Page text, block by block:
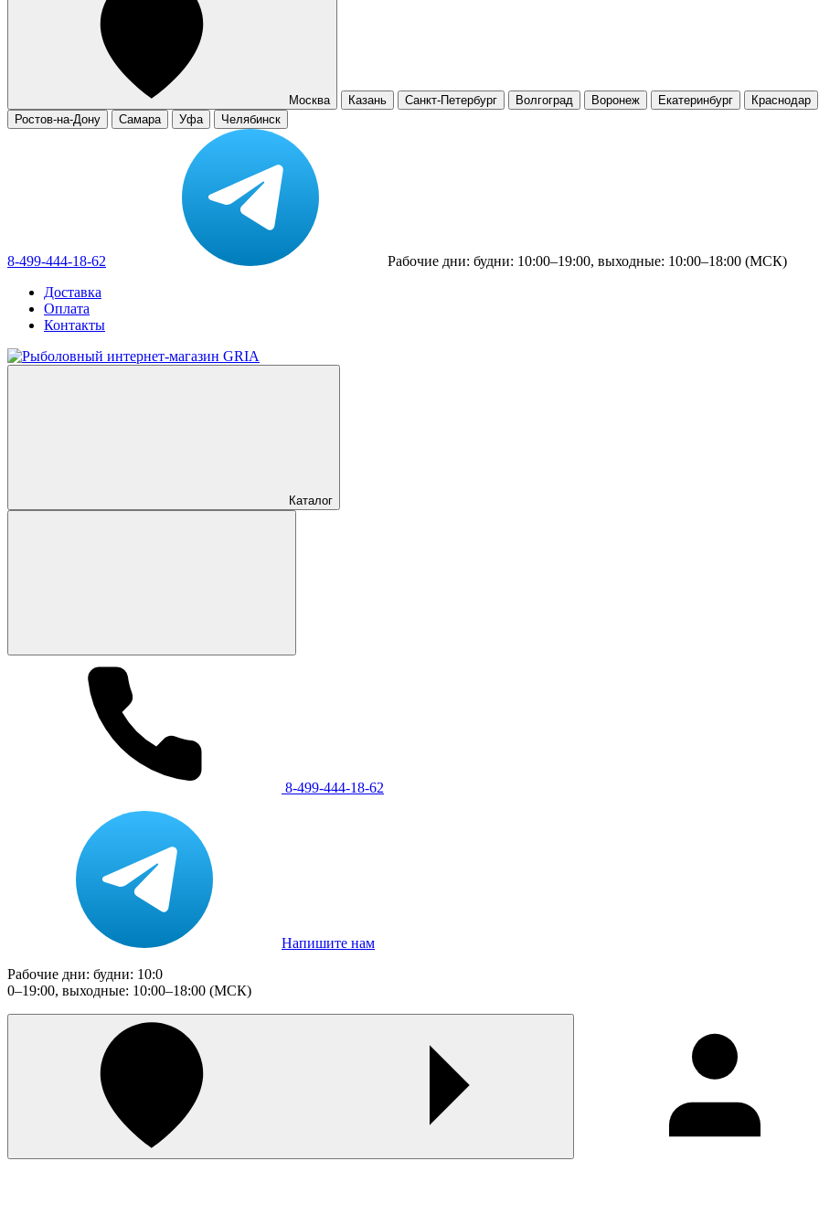
Москва Казань Санкт-Петербург Волгоград Воронеж Екатеринбург Краснодар
Ростов-на-Дону
Самара Уфа Челябинск
8-499-444-18-62
Рабочие дни: будни: 10:00–19:00, выходные: 10:00–18:00 (МСК)
Доставка
Оплата
Контакты
Каталог
8-499-444-18-62
Напишите нам
Рабочие дни: будни: 10:0
0–19:00, выходные: 10:00–18:00 (МСК)